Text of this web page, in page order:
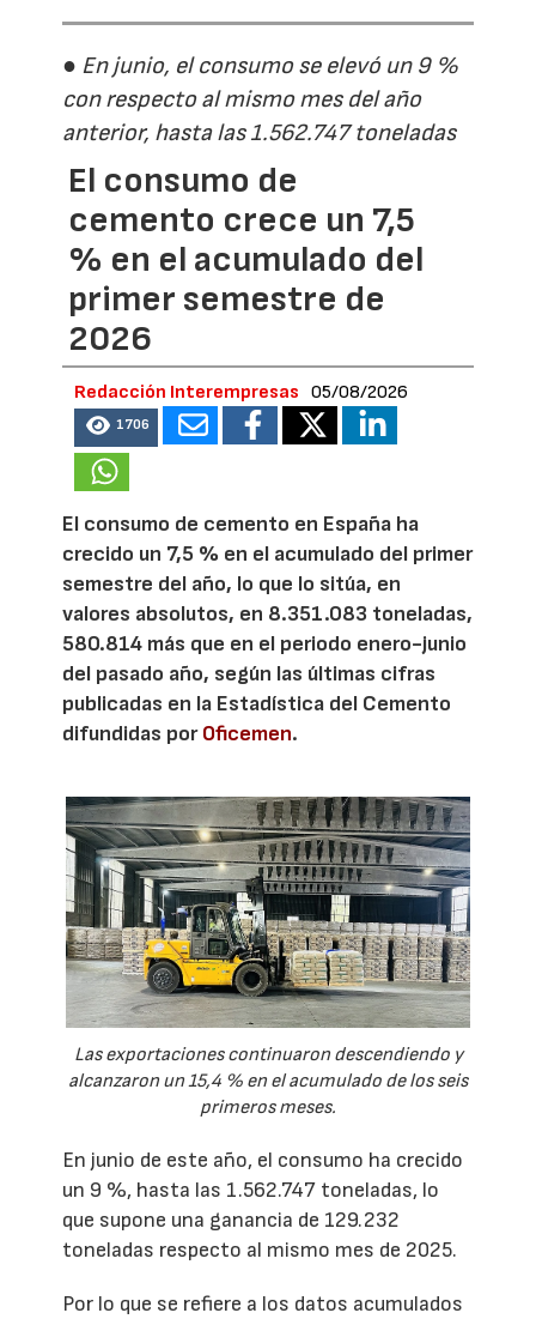
● En junio, el consumo se elevó un 9 %
con respecto al mismo mes del año
anterior, hasta las 1.562.747 toneladas
El consumo de
cemento crece un 7,5
% en el acumulado del
primer semestre de
2026
Redacción Interempresas 05/08/2026
1706
El consumo de cemento en España ha
crecido un 7,5 % en el acumulado del primer
semestre del año, lo que lo sitúa, en
valores absolutos, en 8.351.083 toneladas,
580.814 más que en el periodo enero-junio
del pasado año, según las últimas cifras
publicadas en la Estadística del Cemento
difundidas porOficemen.
Las exportaciones continuaron descendiendo y
alcanzaron un 15,4 % en el acumulado de los seis
primeros meses.
En junio de este año, el consumo ha crecido
un 9 %, hasta las 1.562.747 toneladas, lo
que supone una ganancia de 129.232
toneladas respecto al mismo mes de 2025.
Por lo que se refiere a los datos acumulados